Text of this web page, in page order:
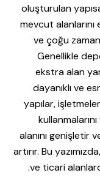
oluşturulan
mevcut alanlarını
ve çoğu
Genellikle
ekstra alan
dayanıklı ve
yapılar,
alanını genişletir
artırır. Bu
ve ticari